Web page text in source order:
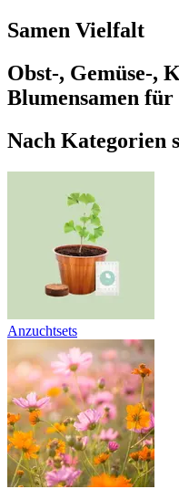
Samen Vielfalt
Obst-, Gemüse-,
Blumensamen
Nach Kategorien
Anzuchtsets